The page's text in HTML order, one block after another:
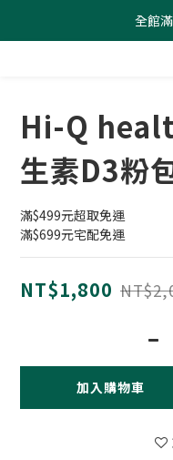
全館
全館
加入會員
Hi-Q
生素D3粉
滿$499元超取免運
滿$699元宅配免運
NT$1,800
加入購物車